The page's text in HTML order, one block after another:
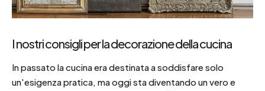
I nostri consigli per la decorazione della cucina
In passato la cucina era destinata a soddisfare solo
un'esigenza pratica, ma oggi sta diventando un vero e